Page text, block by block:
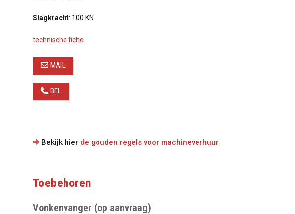
Slagkracht: 100 KN
technische fiche
MAIL
BEL
Bekijk hier de gouden regels voor machineverhuur
Toebehoren
Vonkenvanger (op aanvraag)